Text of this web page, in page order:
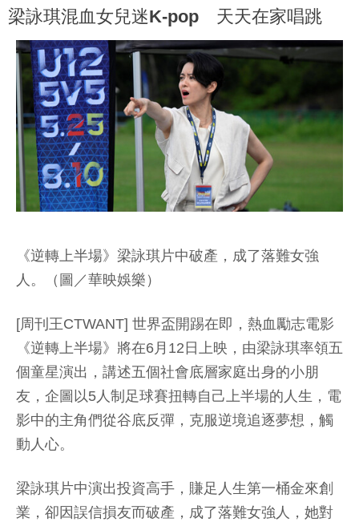
梁詠琪混血女兒迷K-pop 天天在家唱跳
《逆轉上半場》梁詠琪片中破產，成了落難女強
人。（圖／華映娛樂）
[周刊王CTWANT] 世界盃開踢在即，熱血勵志電影
《逆轉上半場》將在6月12日上映，由梁詠琪率領五
個童星演出，講述五個社會底層家庭出身的小朋
友，企圖以5人制足球賽扭轉自己上半場的人生，電
影中的主角們從谷底反彈，克服逆境追逐夢想，觸
動人心。
梁詠琪片中演出投資高手，賺足人生第一桶金來創
業，卻因誤信損友而破產，成了落難女強人，她對